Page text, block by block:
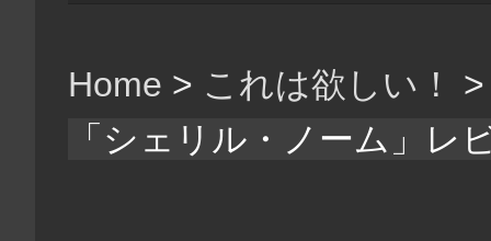
Home > これは欲しい！
「シェリル・ノーム」レ